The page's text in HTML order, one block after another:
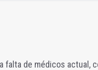
falta de médicos actual,